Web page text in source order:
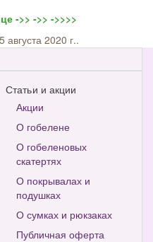
->> ->> ->>>>
августа 2020 г..
Статьи и акции
Акции
О гобелене
О гобеленовых
скатертях
О покрывалах и
подушках
О сумках и рюкзаках
Публичная оферта